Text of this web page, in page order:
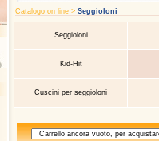
Catalogo on line > Seggioloni
Seggioloni
Kid-Hit
Cuscini per seggioloni